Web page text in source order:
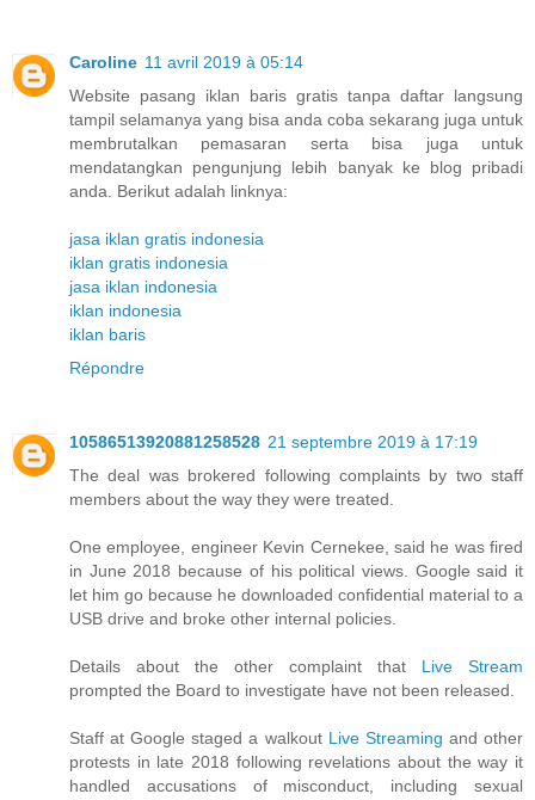
Caroline 11 avril 2019 à 05:14
Website pasang iklan baris gratis tanpa daftar langsung
tampil selamanya yang bisa anda coba sekarang juga untuk
membrutalkan pemasaran serta bisa juga untuk
mendatangkan pengunjung lebih banyak ke blog pribadi
anda. Berikut adalah linknya:
jasa iklan gratis indonesia
iklan gratis indonesia
jasa iklan indonesia
iklan indonesia
iklan baris
Répondre
10586513920881258528 21 septembre 2019 à 17:19
The deal was brokered following complaints by two staff
members about the way they were treated.
One employee, engineer Kevin Cernekee, said he was fired
in June 2018 because of his political views. Google said it
let him go because he downloaded confidential material to a
USB drive and broke other internal policies.
Details about the other complaint that Live Stream
prompted the Board to investigate have not been released.
Staff at Google staged a walkout Live Streaming and other
protests in late 2018 following revelations about the way it
handled accusations of misconduct, including sexual